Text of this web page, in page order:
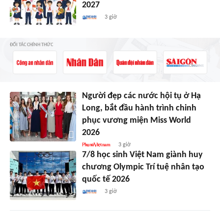
2027
3 giờ
ĐỐI TÁC CHÍNH THỨC
Người đẹp các nước hội tụ ở Hạ
Long, bắt đầu hành trình chinh
phục vương miện Miss World
2026
3 giờ
7/8 học sinh Việt Nam giành huy
chương Olympic Trí tuệ nhân tạo
quốc tế 2026
3 giờ